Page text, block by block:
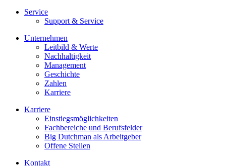
Service
Support & Service
Unternehmen
Leitbild & Werte
Nachhaltigkeit
Management
Geschichte
Zahlen
Karriere
Karriere
Einstiegsmöglichkeiten
Fachbereiche und Berufsfelder
Big Dutchman als Arbeitgeber
Offene Stellen
Kontakt